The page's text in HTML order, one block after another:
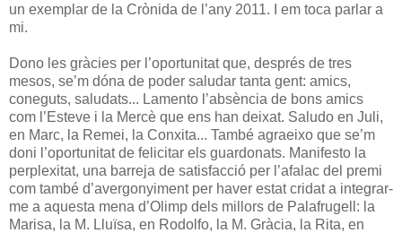
un exemplar de la Crònida de l’any 2011. I em toca parlar a
mi.
Dono les gràcies per l’oportunitat que, després de tres
mesos, se’m dóna de poder saludar tanta gent: amics,
coneguts, saludats... Lamento l’absència de bons amics
com l’Esteve i la Mercè que ens han deixat. Saludo en Juli,
en Marc, la Remei, la Conxita... També agraeixo que se’m
doni l’oportunitat de felicitar els guardonats. Manifesto la
perplexitat, una barreja de satisfacció per l’afalac del premi
com també d’avergonyiment per haver estat cridat a integrar-
me a aquesta mena d’Olimp dels millors de Palafrugell: la
Marisa, la M. Lluïsa, en Rodolfo, la M. Gràcia, la Rita, en